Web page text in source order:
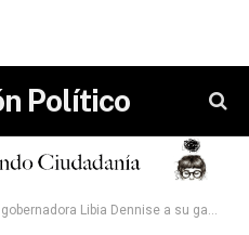
Político
Libia Dennise a su gabinete a las calles, estarán ‘Tocando Puertas’